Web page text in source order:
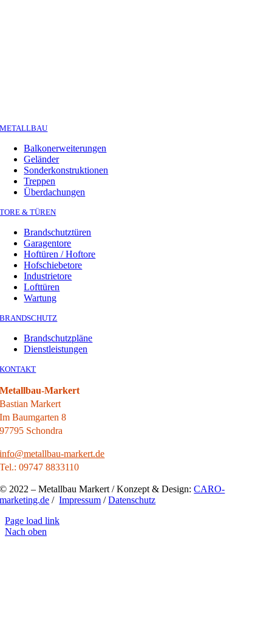
METALLBAU
Balkonerweiterungen
Geländer
Sonderkonstruktionen
Treppen
Überdachungen
TORE & TÜREN
Brandschutztüren
Garagentore
Hoftüren / Hoftore
Hofschiebetore
Industrietore
Lofttüren
Wartung
BRANDSCHUTZ
Brandschutzpläne
Dienstleistungen
KONTAKT
Metallbau-Markert
Bastian Markert
Im Baumgarten 8
97795 Schondra
info@metallbau-markert.de
Tel.: 09747 8833110
© 2022 – Metallbau Markert / Konzept & Design:CARO-
marketing.de /Impressum /Datenschutz
Page load link
Nach oben